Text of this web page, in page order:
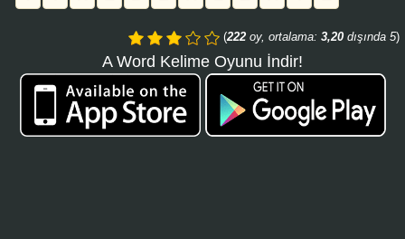
(222 oy, ortalama: 3,20 dışında 5)
A Word Kelime Oyunu İndir!